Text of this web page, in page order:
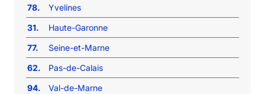
78.
Yvelines
31.
Haute-Garonne
77.
Seine-et-Marne
62.
Pas-de-Calais
94.
Val-de-Marne